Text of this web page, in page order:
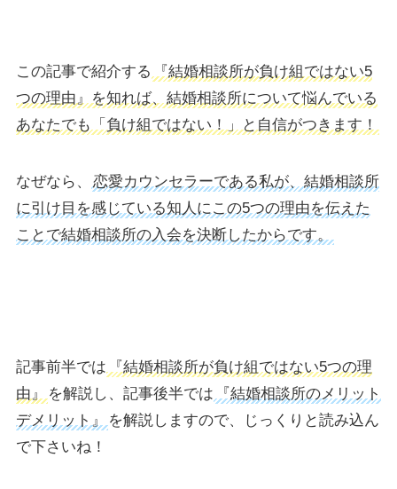
この記事で紹介する
『結婚相談所が負け組ではない5
つの理由』を知れば、結婚相談所について悩んでいる
あなたでも「負け組ではない！」と自信がつきます！
なぜなら、
恋愛カウンセラーである私が、結婚相談所
に引け目を感じている知人にこの5つの理由を伝えた
ことで結婚相談所の入会を決断したからです。
記事前半では
『結婚相談所が負け組ではない5つの理
由』
を解説し、記事後半では
『結婚相談所のメリット
デメリット』
を解説しますので、じっくりと読み込ん
で下さいね！